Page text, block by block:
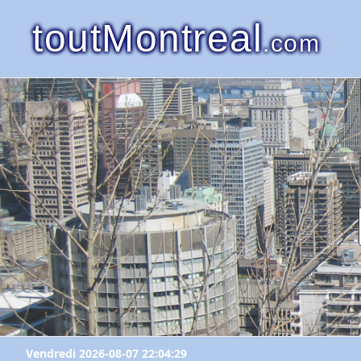
toutMontreal.com
Vendredi 2026-08-07 22:04:29